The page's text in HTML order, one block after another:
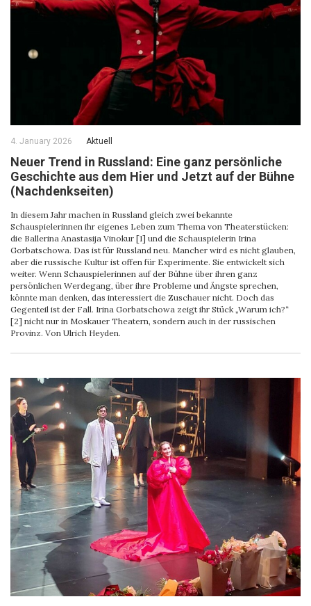
4. January 2026 Aktuell
Neuer Trend in Russland: Eine ganz persönliche
Geschichte aus dem Hier und Jetzt auf der Bühne
(Nachdenkseiten)
In diesem Jahr machen in Russland gleich zwei bekannte
Schauspielerinnen ihr eigenes Leben zum Thema von Theaterstücken:
die Ballerina Anastasija Vinokur [1] und die Schauspielerin Irina
Gorbatschowa. Das ist für Russland neu. Mancher wird es nicht glauben,
aber die russische Kultur ist offen für Experimente. Sie entwickelt sich
weiter. Wenn Schauspielerinnen auf der Bühne über ihren ganz
persönlichen Werdegang, über ihre Probleme und Ängste sprechen,
könnte man denken, das interessiert die Zuschauer nicht. Doch das
Gegenteil ist der Fall. Irina Gorbatschowa zeigt ihr Stück „Warum ich?“
[2] nicht nur in Moskauer Theatern, sondern auch in der russischen
Provinz. Von Ulrich Heyden.